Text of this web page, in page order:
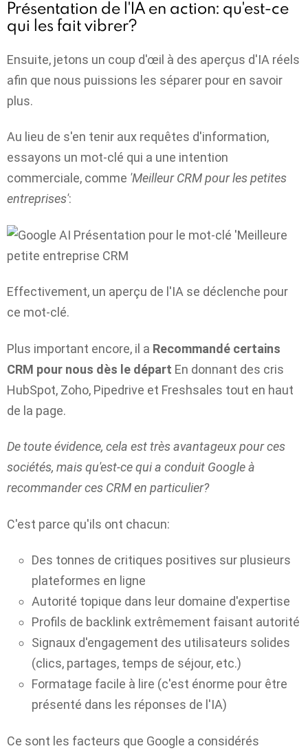
Présentation de l'IA en action: qu'est-ce
qui les fait vibrer?
Ensuite, jetons un coup d'œil à des aperçus d'IA réels
afin que nous puissions les séparer pour en savoir
plus.
Au lieu de s'en tenir aux requêtes d'information,
essayons un mot-clé qui a une intention
commerciale, comme 'Meilleur CRM pour les petites
entreprises':
Effectivement, un aperçu de l'IA se déclenche pour
ce mot-clé.
Plus important encore, il a Recommandé certains
CRM pour nous dès le départ En donnant des cris
HubSpot, Zoho, Pipedrive et Freshsales tout en haut
de la page.
De toute évidence, cela est très avantageux pour ces
sociétés, mais qu'est-ce qui a conduit Google à
recommander ces CRM en particulier?
C'est parce qu'ils ont chacun:
Des tonnes de critiques positives sur plusieurs
plateformes en ligne
Autorité topique dans leur domaine d'expertise
Profils de backlink extrêmement faisant autorité
Signaux d'engagement des utilisateurs solides
(clics, partages, temps de séjour, etc.)
Formatage facile à lire (c'est énorme pour être
présenté dans les réponses de l'IA)
Ce sont les facteurs que Google a considérés